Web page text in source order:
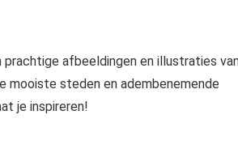
afbeeldingen en illustraties
mooiste steden en adembenemende
je inspireren!